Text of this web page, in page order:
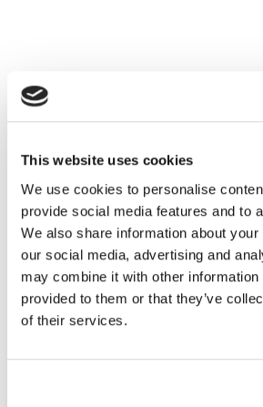
This website uses cookies
We use cookies to personalise
provide social media features and to
We also share information about
our social media, advertising and
may combine it with other information
provided to them or that they’ve
of their services.
Come ogni metropoli
cosmopolita, Toronto
gastronomico
ora del giorno e della
cibo proveniente
(influenzata, soprattutto, da